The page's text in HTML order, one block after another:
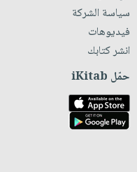
سياسة الشركة
فيديوهات
انشر كتابك
حمّل iKitab